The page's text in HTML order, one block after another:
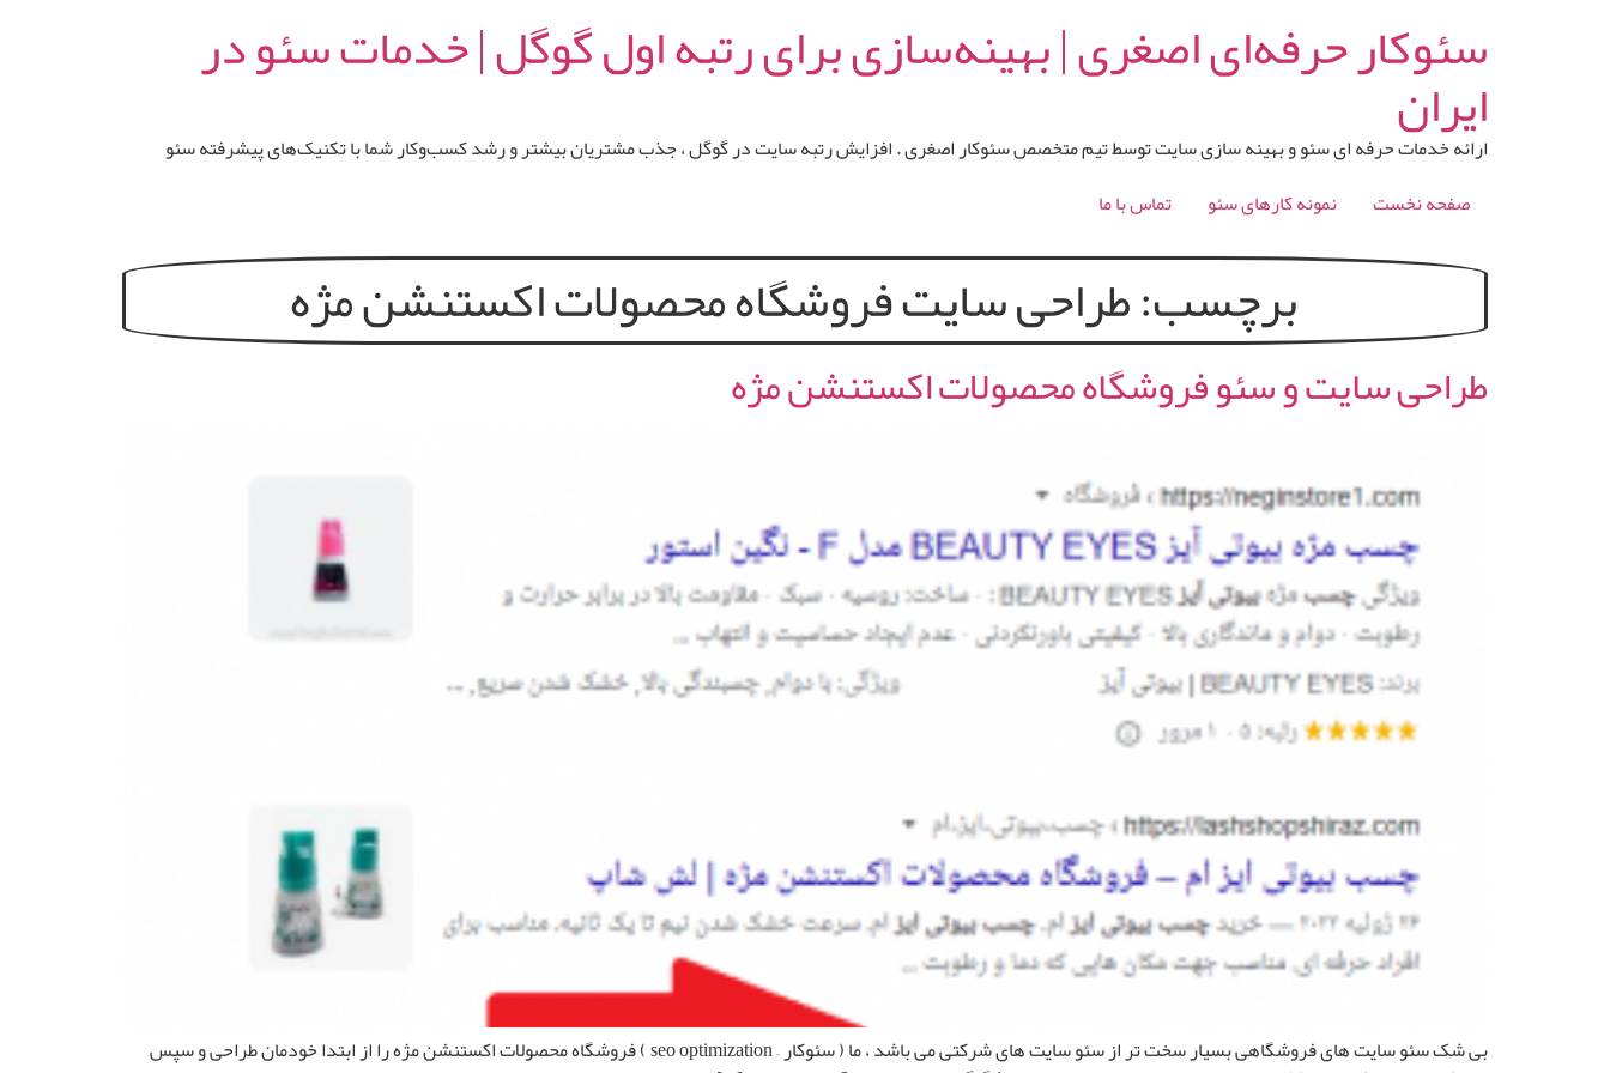
سئوکار حرفه‌ای اصغری | بهینه‌سازی برای رتبه اول گوگل | خدمات سئو در
ایران
ارائه خدمات حرفه ای سئو و بهینه سازی سایت توسط تیم متخصص سئوکار اصغری . افزایش رتبه سایت در گوگل ، جذب مشتریان بیشتر و رشد کسب‌وکار شما با تکنیک‌های پیشرفته سئو
صفحه نخست
نمونه کارهای سئو تماس با ما
برچسب:طراحی سایت فروشگاه‌ محصولات‌ اکستنشن‌ مژه‌
طراحی سایت و سئو فروشگاه‌ محصولات‌ اکستنشن‌ مژه‌
بی شک سئو سایت های فروشگاهی بسیار سخت تر از سئو سایت های شرکتی می باشد ، ما ( سئوکار – seo optimization ) فروشگاه‌ محصولات‌ اکستنشن‌ مژه‌ را از ابتدا خودمان طراحی و سپس